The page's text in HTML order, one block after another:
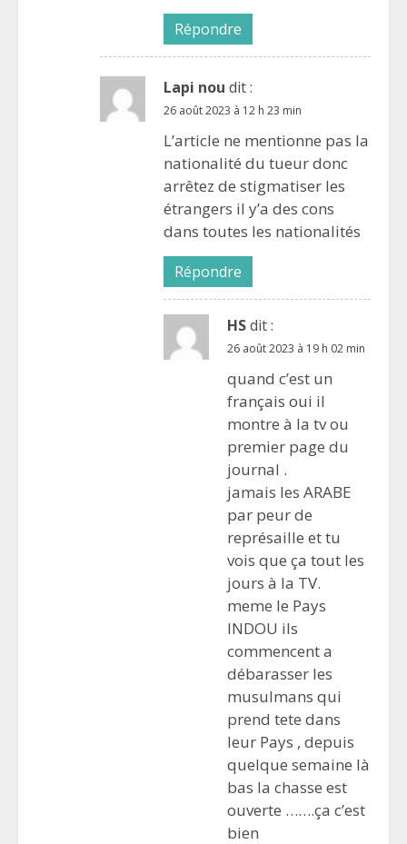
Répondre
Lapi nou dit :
26 août 2023 à 12 h 23 min
L’article ne mentionne pas la
nationalité du tueur donc
arrêtez de stigmatiser les
étrangers il y’a des cons
dans toutes les nationalités
Répondre
HSdit :
26 août 2023 à 19 h 02 min
quand c’est un
français oui il
montre à la tv ou
premier page du
journal .
jamais les ARABE
par peur de
représaille et tu
vois que ça tout les
jours à la TV.
meme le Pays
INDOU ils
commencent a
débarasser les
musulmans qui
prend tete dans
leur Pays , depuis
quelque semaine là
bas la chasse est
ouverte …….ça c’est
bien